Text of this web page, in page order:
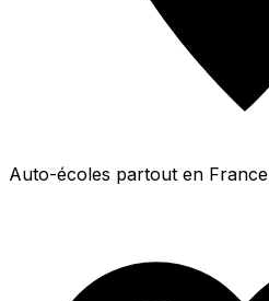
Auto-écoles partout en France